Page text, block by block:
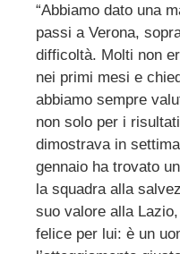
“Abbiamo dato una
passi a Verona,
difficoltà. Molti non
nei primi mesi e
abbiamo sempre
non solo per i
dimostrava in
gennaio ha trovato
la squadra alla
suo valore alla
felice per lui: è un